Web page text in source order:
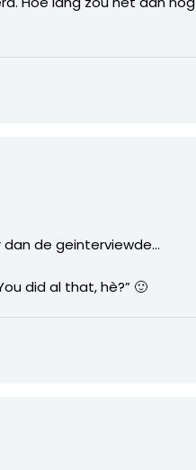
dan de geinterviewde…
did al that, hè?” 🙂